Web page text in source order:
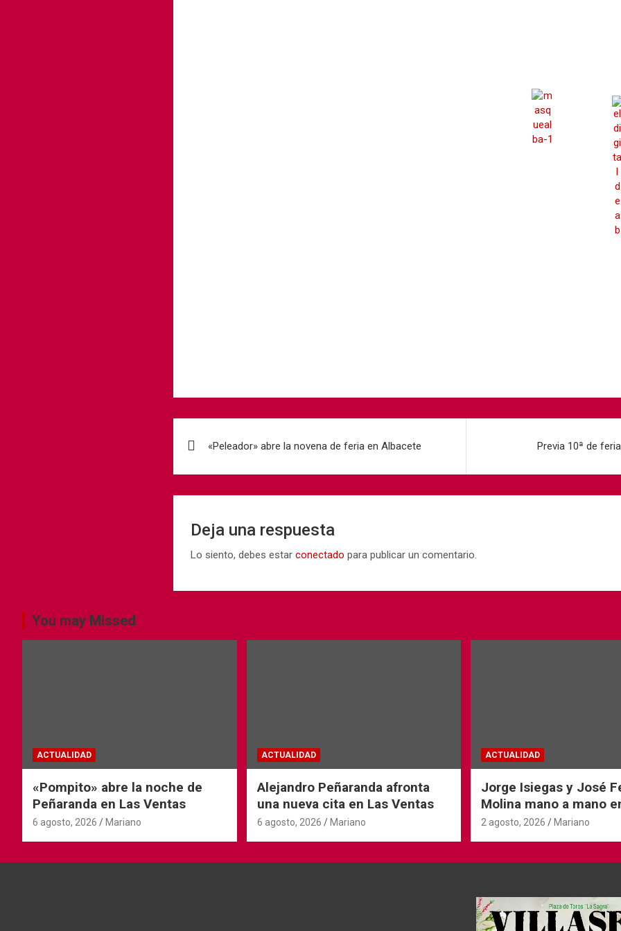
«Peleador» abre la novena de feria en Albacete Previa 10ª de
Deja una respuesta
Lo siento, debes estarconectado para publicar un comentario.
You may Missed
ACTUALIDAD
«Pompito» abre la noche de
Peñaranda en Las Ventas
6 agosto, 2026 Mariano
ACTUALIDAD
Alejandro Peñaranda afronta
una nueva cita en Las Ventas
6 agosto, 2026 Mariano
ACTUALIDAD
Jorge Isiegas y José
Molina mano a mano
Andorra
2 agosto, 2026 Mariano